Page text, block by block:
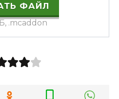
ФАЙЛ
.mcaddon